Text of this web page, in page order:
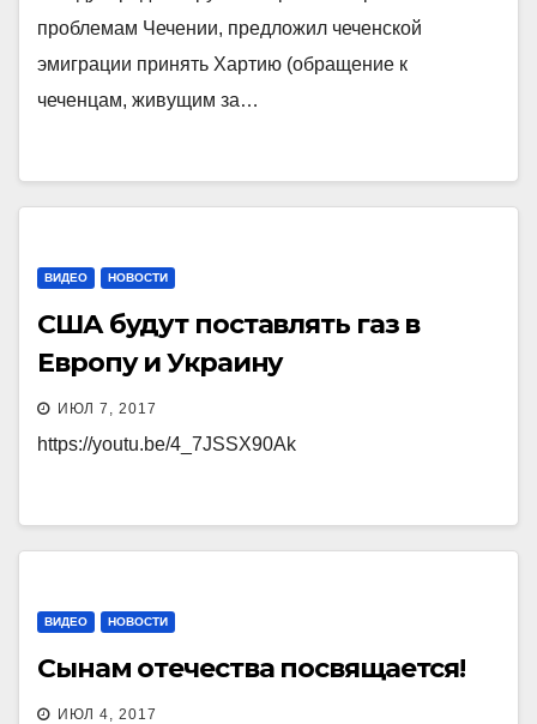
проблемам Чечении, предложил чеченской
эмиграции принять Хартию (обращение к
чеченцам, живущим за…
ВИДЕО НОВОСТИ
США будут поставлять газ в
Европу и Украину
ИЮЛ 7, 2017
https://youtu.be/4_7JSSX90Ak
ВИДЕО НОВОСТИ
Сынам отечества посвящается!
ИЮЛ 4, 2017